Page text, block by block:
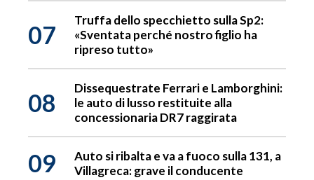
07
Truffa dello specchietto sulla Sp2:
«Sventata perché nostro figlio ha
ripreso tutto»
08
Dissequestrate Ferrari e Lamborghini:
le auto di lusso restituite alla
concessionaria DR7 raggirata
09
Auto si ribalta e va a fuoco sulla 131, a
Villagreca: grave il conducente